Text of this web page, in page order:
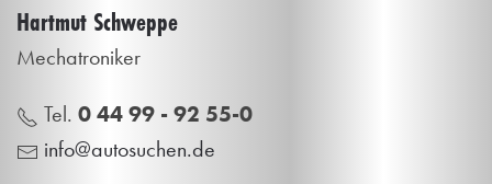
Hartmut Schweppe
Mechatroniker
Tel. 0 44 99 - 92 55-0
info@autosuchen.de